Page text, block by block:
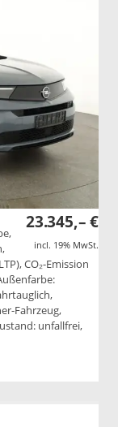
23.345,– €
incl. 19% MwSt.
CO₂-Emission
Fahrzeug,
unfallfrei,